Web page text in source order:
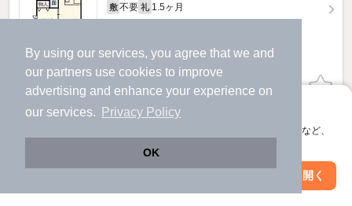
By using our services, you agree that we and
our partners use cookies to improve
advertising and enhance your experience on
our services.
Privacy Policy
OK
アプリに切り替えて、サクサクお部屋探し
会員登録なしですぐ使える。マップ検索やお気に入り保存など、
アプリを開く
敷 不要 礼 1.5ヶ月
お問い合わせ （無料）
提供
絞り込み条件を変更